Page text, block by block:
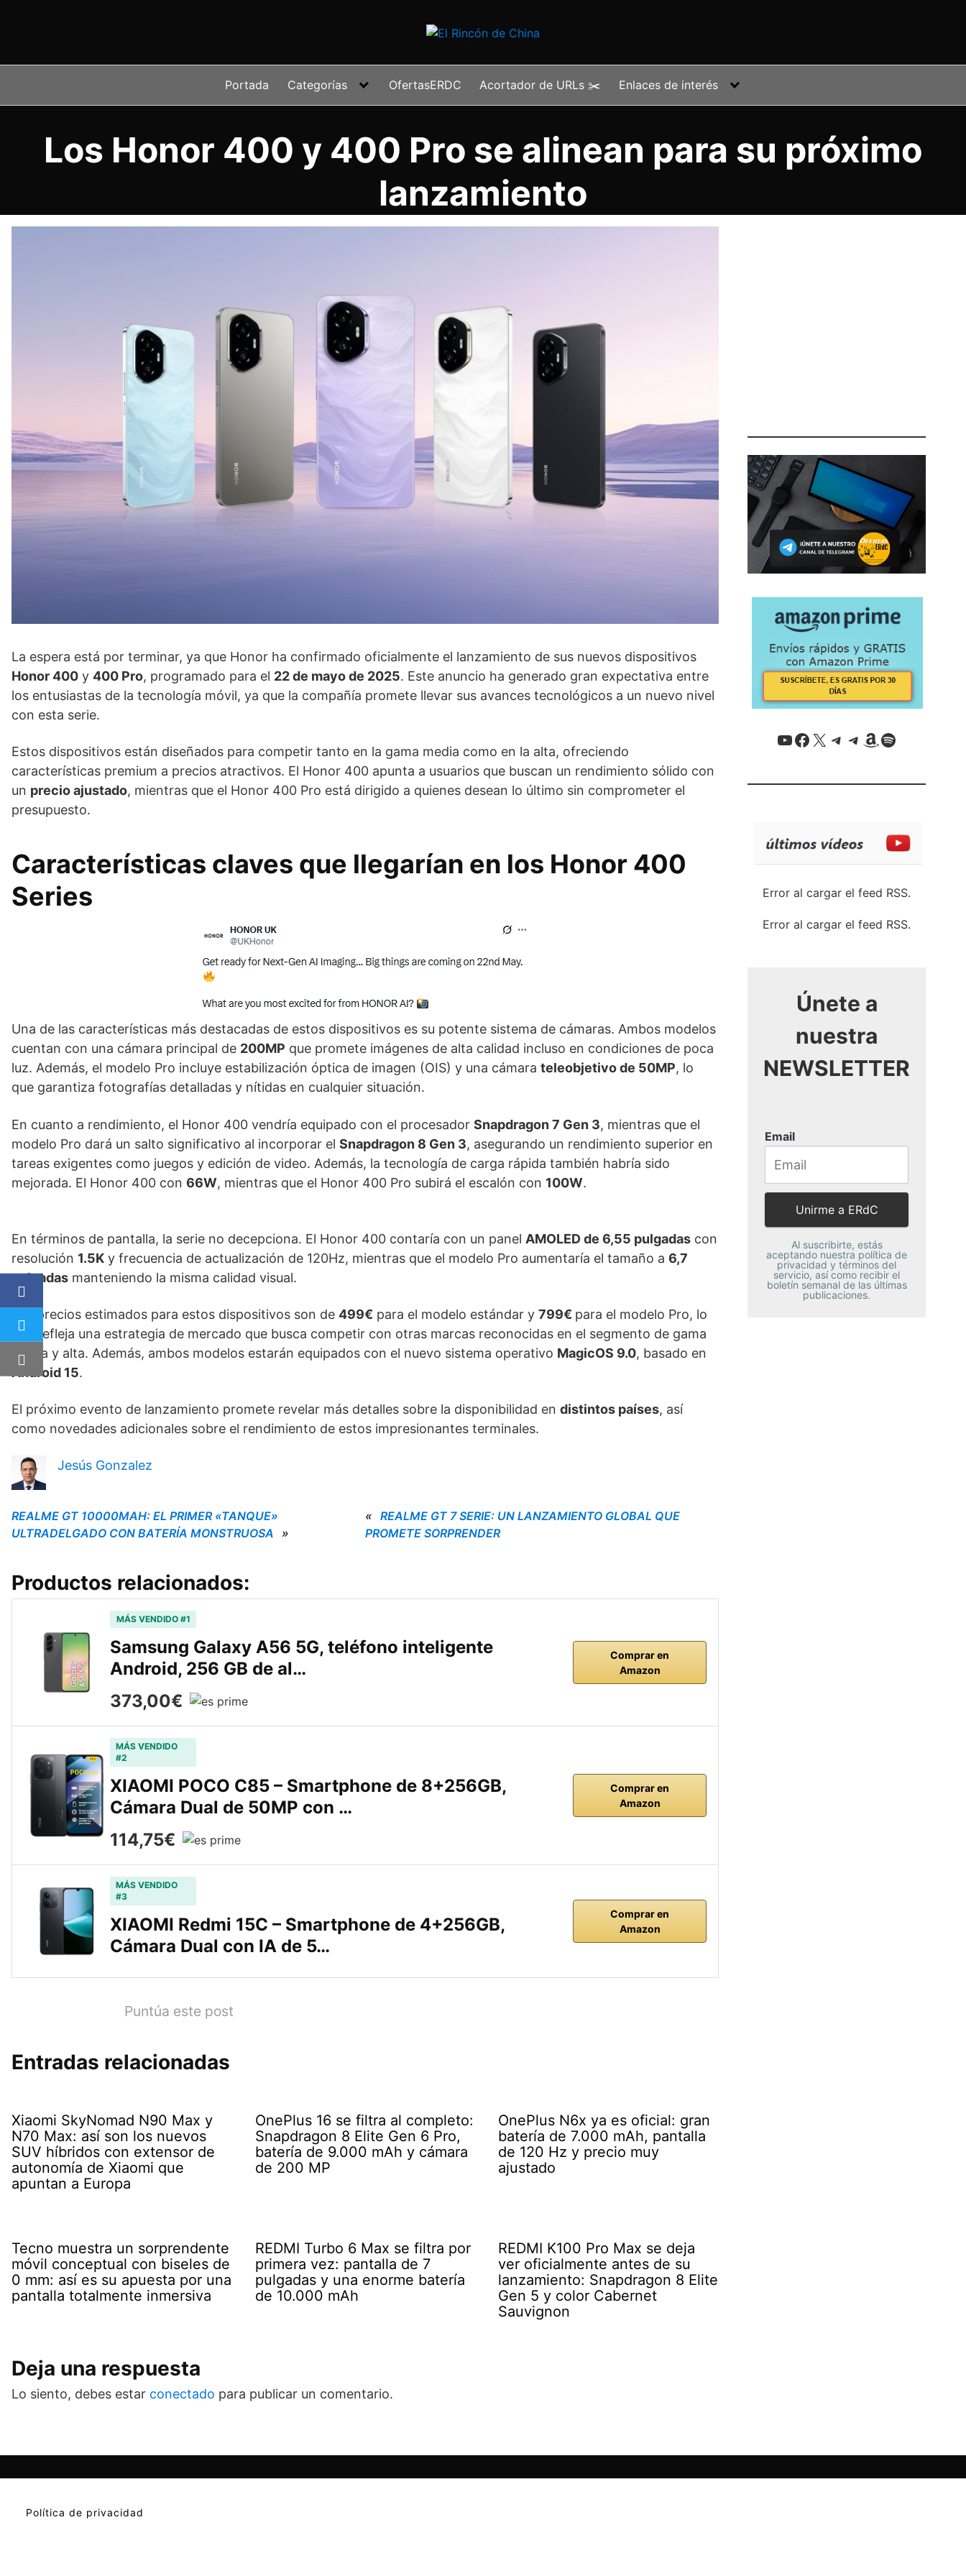
Portada Categorías OfertasERDC Acortador de URLs ✂️ Enlaces de interés
Los Honor 400 y 400 Pro se alinean para su próximo
lanzamiento
La espera está por terminar, ya que Honor ha confirmado oficialmente el lanzamiento de sus nuevos dispositivos
Honor 400 y 400 Pro, programado para el 22 de mayo de 2025. Este anuncio ha generado gran expectativa entre
los entusiastas de la tecnología móvil, ya que la compañía promete llevar sus avances tecnológicos a un nuevo nivel
con esta serie.
Estos dispositivos están diseñados para competir tanto en la gama media como en la alta, ofreciendo
características premium a precios atractivos. El Honor 400 apunta a usuarios que buscan un rendimiento sólido con
un precio ajustado, mientras que el Honor 400 Pro está dirigido a quienes desean lo último sin comprometer el
presupuesto.
Características claves que llegarían en los Honor 400
Series
Una de las características más destacadas de estos dispositivos es su potente sistema de cámaras. Ambos modelos
cuentan con una cámara principal de 200MP que promete imágenes de alta calidad incluso en condiciones de poca
luz. Además, el modelo Pro incluye estabilización óptica de imagen (OIS) y una cámara teleobjetivo de 50MP, lo
que garantiza fotografías detalladas y nítidas en cualquier situación.
En cuanto a rendimiento, el Honor 400 vendría equipado con el procesador Snapdragon 7 Gen 3, mientras que el
modelo Pro dará un salto significativo al incorporar el Snapdragon 8 Gen 3, asegurando un rendimiento superior en
tareas exigentes como juegos y edición de video. Además, la tecnología de carga rápida también habría sido
mejorada. El Honor 400 con 66W, mientras que el Honor 400 Pro subirá el escalón con 100W.
En términos de pantalla, la serie no decepciona. El Honor 400 contaría con un panel AMOLED de 6,55 pulgadas con
resolución 1.5K y frecuencia de actualización de 120Hz, mientras que el modelo Pro aumentaría el tamaño a 6,7
pulgadas manteniendo la misma calidad visual.
Los precios estimados para estos dispositivos son de 499€ para el modelo estándar y 799€ para el modelo Pro, lo
que refleja una estrategia de mercado que busca competir con otras marcas reconocidas en el segmento de gama
media y alta. Además, ambos modelos estarán equipados con el nuevo sistema operativo MagicOS 9.0, basado en
Android 15.
El próximo evento de lanzamiento promete revelar más detalles sobre la disponibilidad en distintos países, así
como novedades adicionales sobre el rendimiento de estos impresionantes terminales.
Jesús Gonzalez
REALME GT 10000MAH: EL PRIMER «TANQUE»
ULTRADELGADO CON BATERÍA MONSTRUOSA »
« REALME GT 7 SERIE: UN LANZAMIENTO GLOBAL QUE
PROMETE SORPRENDER
Productos relacionados:
MÁS VENDIDO #1
Samsung Galaxy A56 5G, teléfono inteligente
Android, 256 GB de al…
373,00€
Comprar en
Amazon
MÁS VENDIDO
#2
XIAOMI POCO C85 – Smartphone de 8+256GB,
Cámara Dual de 50MP con …
114,75€
Comprar en
Amazon
MÁS VENDIDO
#3
XIAOMI Redmi 15C – Smartphone de 4+256GB,
Cámara Dual con IA de 5…
Comprar en
Amazon
Puntúa este post
Entradas relacionadas
Xiaomi SkyNomad N90 Max y
N70 Max: así son los nuevos
SUV híbridos con extensor de
autonomía de Xiaomi que
apuntan a Europa
OnePlus 16 se filtra al completo:
Snapdragon 8 Elite Gen 6 Pro,
batería de 9.000 mAh y cámara
de 200 MP
OnePlus N6x ya es oficial: gran
batería de 7.000 mAh, pantalla
de 120 Hz y precio muy
ajustado
Tecno muestra un sorprendente
móvil conceptual con biseles de
0 mm: así es su apuesta por una
pantalla totalmente inmersiva
REDMI Turbo 6 Max se filtra por
primera vez: pantalla de 7
pulgadas y una enorme batería
de 10.000 mAh
REDMI K100 Pro Max se deja
ver oficialmente antes de su
lanzamiento: Snapdragon 8 Elite
Gen 5 y color Cabernet
Sauvignon
Deja una respuesta
Lo siento, debes estar conectado para publicar un comentario.
YouTube
Facebook
X / Twitter
Telegram
Telegram
Amazon
Spotify
Error al cargar el feed RSS.
Error al cargar el feed RSS.
Únete a
nuestra
NEWSLETTER
Email
Al suscribirte, estás
aceptando nuestra política de
privacidad y términos del
servicio, así como recibir el
boletín semanal de las últimas
publicaciones.
Política de privacidad